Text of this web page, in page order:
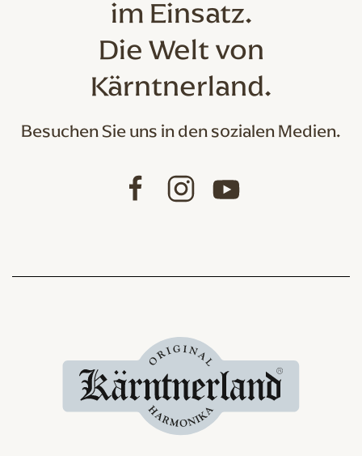
im Einsatz.
Die Welt von
Kärntnerland.
Besuchen Sie uns in den sozialen Medien.